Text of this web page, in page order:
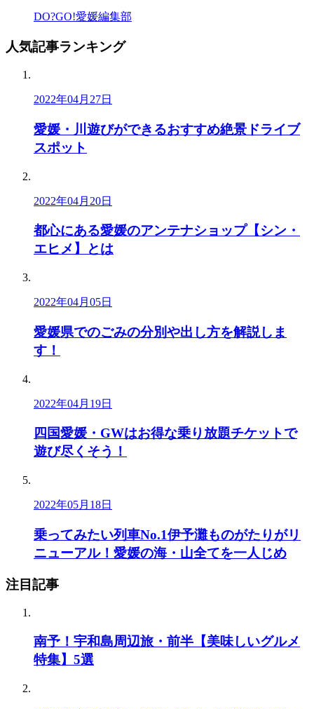
DO?GO!愛媛編集部
人気記事ランキング
2022年04月27日
愛媛・川遊びができるおすすめ絶景ドライブ
スポット
2022年04月20日
都心にある愛媛のアンテナショップ【シン・
エヒメ】とは
2022年04月05日
愛媛県でのごみの分別や出し方を解説しま
す！
2022年04月19日
四国愛媛・GWはお得な乗り放題チケットで
遊び尽くそう！
2022年05月18日
乗ってみたい列車No.1伊予灘ものがたりがリ
ニューアル！愛媛の海・山全てを一人じめ
注目記事
南予！宇和島周辺旅・前半【美味しいグルメ
特集】5選